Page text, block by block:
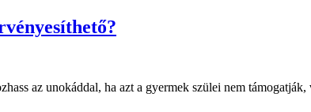
az unokáddal, ha azt a gyermek szülei nem